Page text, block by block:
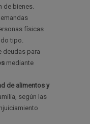
de bienes.
físicas
tipo.
deudas para
mediante
de alimentos y
según las